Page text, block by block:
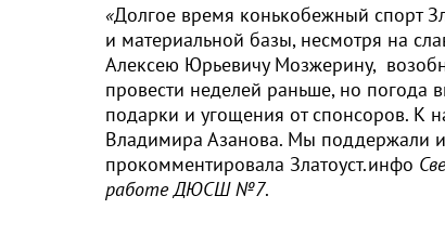
«Долгое время конькобежный спорт
и материальной базы, несмотря на
Алексею Юрьевичу Мозжерину,
провести неделей раньше, но погода
подарки и угощения от спонсоров. К
Владимира Азанова. Мы поддержали
прокомментировала Златоуст.инфо
работе ДЮСШ №7.